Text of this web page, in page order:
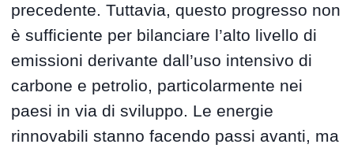
precedente. Tuttavia, questo progresso non
è sufficiente per bilanciare l’alto livello di
emissioni derivante dall’uso intensivo di
carbone e petrolio, particolarmente nei
paesi in via di sviluppo. Le energie
rinnovabili stanno facendo passi avanti, ma